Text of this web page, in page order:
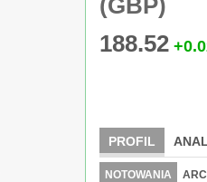
(GBP)
188.52
PROFIL
NOTOWANIA